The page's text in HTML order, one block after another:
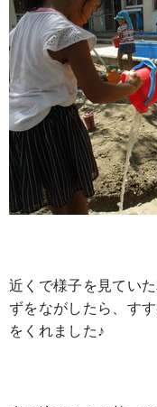
近くで様子を見てい
ずをながしたら、す
をくれました♪